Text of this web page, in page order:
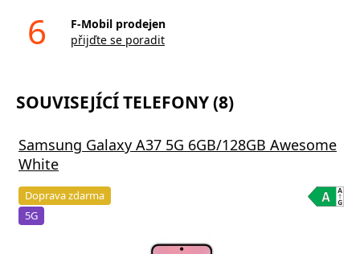
6
F-Mobil prodejen
přijďte se poradit
SOUVISEJÍCÍ TELEFONY (8)
Samsung Galaxy A37 5G 6GB/128GB Awesome
White
Doprava zdarma
5G